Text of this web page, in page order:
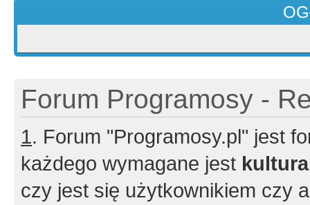
Forum Programosy -
1. Forum "Programosy.pl" jest
każdego wymagane jest
czy jest się użytkownikiem czy